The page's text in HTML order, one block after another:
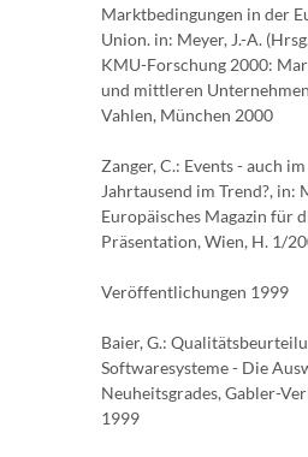
Marktbedingungen in der
Union. in: Meyer, J.-A.
KMU-Forschung 2000:
und mittleren
Vahlen, München 2000
Zanger, C.: Events - auch
Jahrtausend im Trend?, in:
Europäisches Magazin für
Präsentation, Wien, H. 1/
Veröffentlichungen 1999
Baier, G.:
Softwaresysteme - Die
Neuheitsgrades, Gabler-
1999